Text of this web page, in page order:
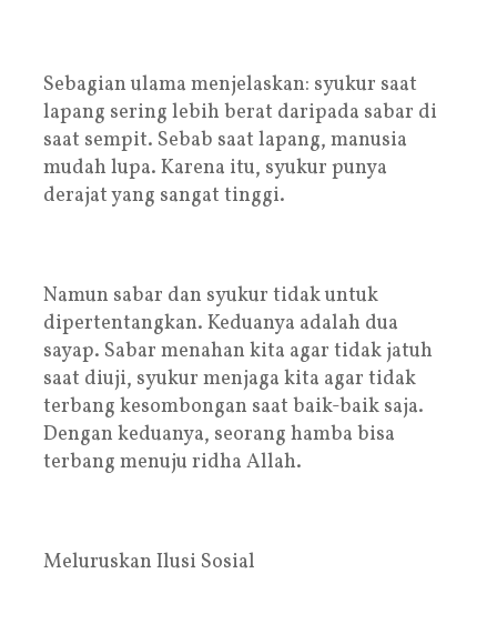
Sebagian ulama menjelaskan: syukur saat
lapang sering lebih berat daripada sabar di
saat sempit. Sebab saat lapang, manusia
mudah lupa. Karena itu, syukur punya
derajat yang sangat tinggi.
Namun sabar dan syukur tidak untuk
dipertentangkan. Keduanya adalah dua
sayap. Sabar menahan kita agar tidak jatuh
saat diuji, syukur menjaga kita agar tidak
terbang kesombongan saat baik-baik saja.
Dengan keduanya, seorang hamba bisa
terbang menuju ridha Allah.
Meluruskan Ilusi Sosial